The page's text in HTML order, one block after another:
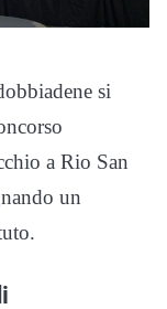
si
a Rio San
un